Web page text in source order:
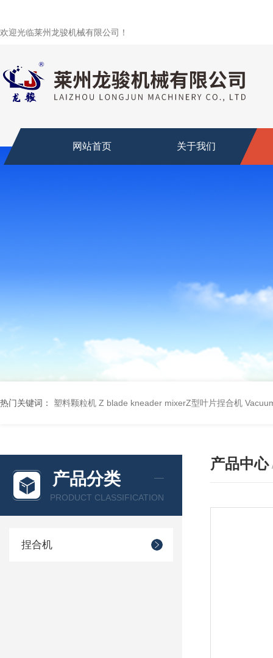
欢迎光临莱州龙骏机械有限公司！
网站首页 关于我们
热门关键词： 塑料颗粒机 Z blade kneader mixerZ型叶片捏合机
产品分类
PRODUCT CLASSIFICATION
捏合机
产品中心